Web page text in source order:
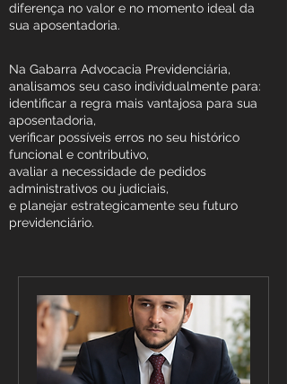
diferença no valor e no momento ideal da
sua aposentadoria.
Na Gabarra Advocacia Previdenciária,
analisamos seu caso individualmente para:
identificar a regra mais vantajosa para sua
aposentadoria,
verificar possíveis erros no seu histórico
funcional e contributivo,
avaliar a necessidade de pedidos
administrativos ou judiciais,
e planejar estrategicamente seu futuro
previdenciário.